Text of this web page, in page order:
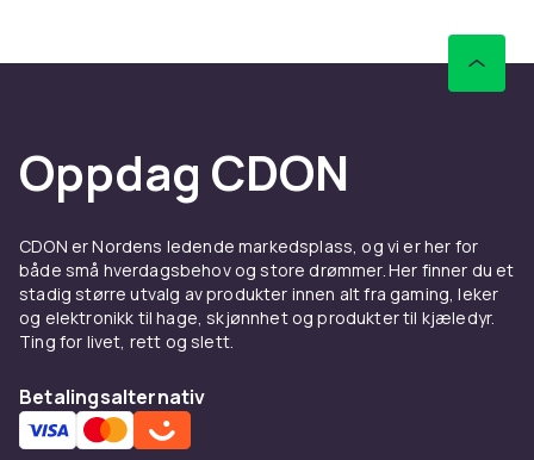
rask levering og enkel retur.
Sammenlign produkter og les
kundeanmeldelser for å finne beste leketøy. Vi
har et stort sortiment til alle budsjetter.
Hos CDON finner du brettspill fra LEGO, Barbie
og Schleich til konkurransedyktige priser med
Sammenlign produkter og les
kundeanmeldelser for å finne beste leketøy. Vi
Oppdag CDON
CDON er Nordens ledende markedsplass, og vi er her for
både små hverdagsbehov og store drømmer. Her finner du et
stadig større utvalg av produkter innen alt fra gaming, leker
og elektronikk til hage, skjønnhet og produkter til kjæledyr.
Ting for livet, rett og slett.
Betalingsalternativ